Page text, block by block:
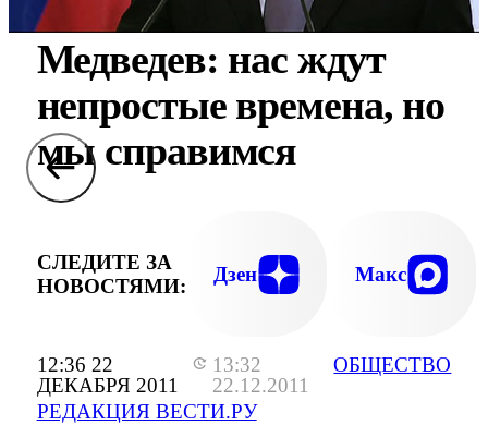
12:36 22
ДЕКАБРЯ 2011
13:32
22.12.2011
РЕДАКЦИЯ ВЕСТИ.РУ
ОБЩЕСТВО
Медведев: нас ждут
непростые времена, но
мы справимся
СЛЕДИТЕ ЗА
НОВОСТЯМИ:
Дзен Макс